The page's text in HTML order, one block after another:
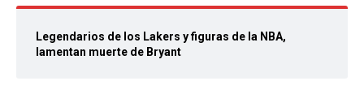
Legendarios de los Lakers y figuras de la NBA,
lamentan muerte de Bryant